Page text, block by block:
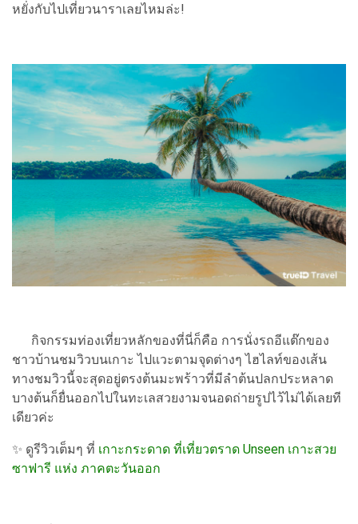
หยั่งกับไปเที่ยวนาราเลยไหมล่ะ!
กิจกรรมท่องเที่ยวหลักของที่นี่ก็คือ การนั่งรถอีแต๊กของ
ชาวบ้านชมวิวบนเกาะ ไปแวะตามจุดต่างๆ ไฮไลท์ของเส้น
ทางชมวิวนี้จะสุดอยู่ตรงต้นมะพร้าวที่มีลำต้นปลกประหลาด
บางต้นก็ยื่นออกไปในทะเลสวยงามจนอดถ่ายรูปไว้ไม่ได้เลยที
เดียวค่ะ
✨ ดูรีวิวเต็มๆ ที่ เกาะกระดาด ที่เที่ยวตราด Unseen เกาะสวย
ซาฟารี แห่ง ภาคตะวันออก